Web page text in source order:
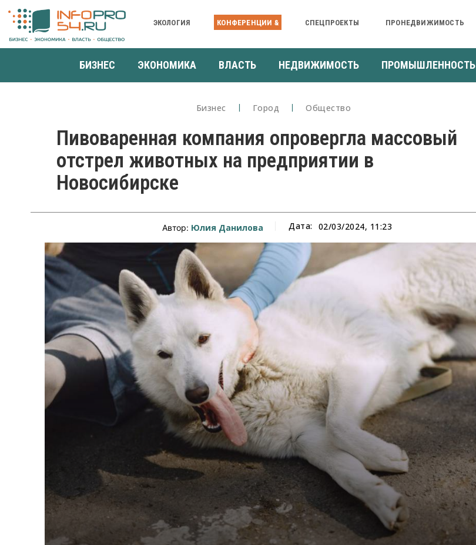
ЭКОЛОГИЯ КОНФЕРЕНЦИИ & СПЕЦПРОЕКТЫ ПРОНЕДВИЖИМОСТЬ
БИЗНЕС ЭКОНОМИКА ВЛАСТЬ НЕДВИЖИМОСТЬ ПРОМЫШЛЕННОСТЬ
Бизнес Город Общество
Пивоваренная компания опровергла массовый
отстрел животных на предприятии в
Новосибирске
Автор: Юлия Данилова Дата: 02/03/2024, 11:23